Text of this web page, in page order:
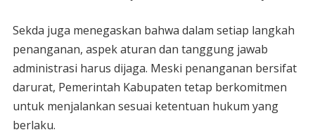
Sekda juga menegaskan bahwa dalam setiap langkah
penanganan, aspek aturan dan tanggung jawab
administrasi harus dijaga. Meski penanganan bersifat
darurat, Pemerintah Kabupaten tetap berkomitmen
untuk menjalankan sesuai ketentuan hukum yang
berlaku.